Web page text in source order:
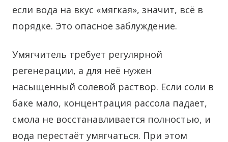
если вода на вкус «мягкая», значит, всё в
порядке. Это опасное заблуждение.
Умягчитель требует регулярной
регенерации, а для неё нужен
насыщенный солевой раствор. Если соли в
баке мало, концентрация рассола падает,
смола не восстанавливается полностью, и
вода перестаёт умягчаться. При этом